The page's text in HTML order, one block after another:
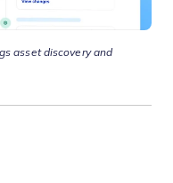
asset discovery and